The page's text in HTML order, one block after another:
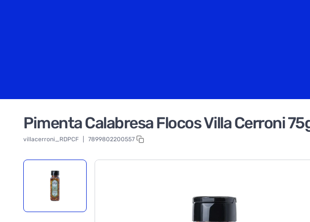
Pimenta Calabresa Flocos Villa Cerroni
villacerroni_RDPCF 7899802200557